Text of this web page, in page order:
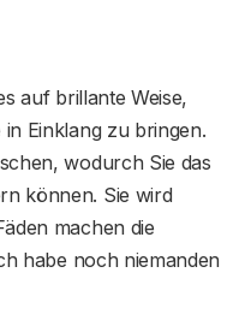
auf brillante Weise,
Einklang zu bringen.
wodurch Sie das
können. Sie wird
machen die
habe noch niemanden